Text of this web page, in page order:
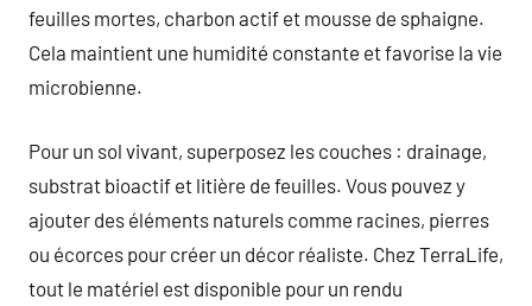
feuilles mortes, charbon actif et mousse de sphaigne.
Cela maintient une humidité constante et favorise la vie
microbienne.
Pour un sol vivant, superposez les couches : drainage,
substrat bioactif et litière de feuilles. Vous pouvez y
ajouter des éléments naturels comme racines, pierres
ou écorces pour créer un décor réaliste. Chez TerraLife,
tout le matériel est disponible pour un rendu